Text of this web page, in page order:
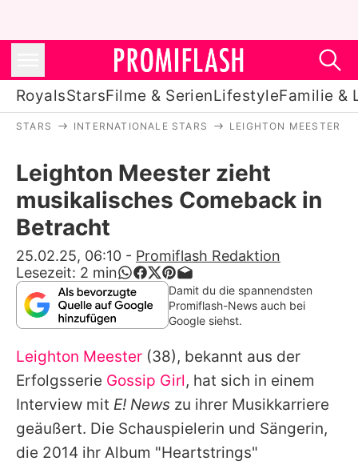
RoyalsStarsFilme & SerienLifestyleFamilie &
Stars
Filme & Serien
Lifestyle
Familie & Liebe
Promiflash Exklusiv
Alle Themen auf Promiflash
Jobs
App runterladen
STARS INTERNATIONALE STARS LEIGHTON MEESTER
Leighton Meester zieht
musikalisches Comeback in
Betracht
25.02.25, 06:10 - Promiflash Redaktion
Lesezeit: 2 min
Damit du die spannendsten
Promiflash-News auch bei
Google siehst.
Leighton Meester (38), bekannt aus der
Erfolgsserie Gossip Girl, hat sich in einem
Interview mit E! News zu ihrer Musikkarriere
geäußert. Die Schauspielerin und Sängerin,
die 2014 ihr Album "Heartstrings"